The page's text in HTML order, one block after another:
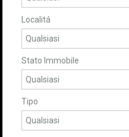
Localitá
Stato Immobile
Tipo